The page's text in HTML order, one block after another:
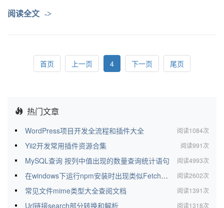
阅读全文 ->
首页 上一页 4 下一页 尾页
热门文章
阅读1084次
WordPress项目开发全流程和插件大全
阅读991次
Yii2开发常用插件资源合集
阅读4993次
MySQL查询 按列中值出现的数量查询统计语句
阅读2602次
在windows下运行npm安装时出现类似FetchError: request to *** failed, reason: connect ECONNREFUSED 127.0.0.1:***的报错解决办法
阅读1391次
常见文件mime类型大全查阅文档
阅读1318次
Url链接search部分转换和解析